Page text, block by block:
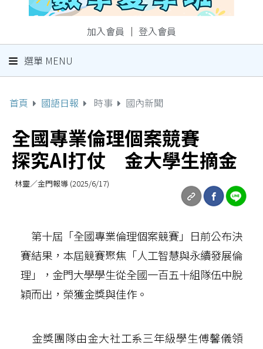
加入會員 ｜ 登入會員
選單 MENU
首頁 國語日報 時事 國內新聞
全國專業倫理個案競賽
探究AI打仗 金大學生摘金
林靈／金門報導 (2025/6/17)
第十屆「全國專業倫理個案競賽」日前公布決
賽結果，本屆競賽聚焦「人工智慧與永續發展倫
理」，金門大學學生從全國一百五十組隊伍中脫
穎而出，榮獲金獎與佳作。
金獎團隊由金大社工系三年級學生傅馨儀領